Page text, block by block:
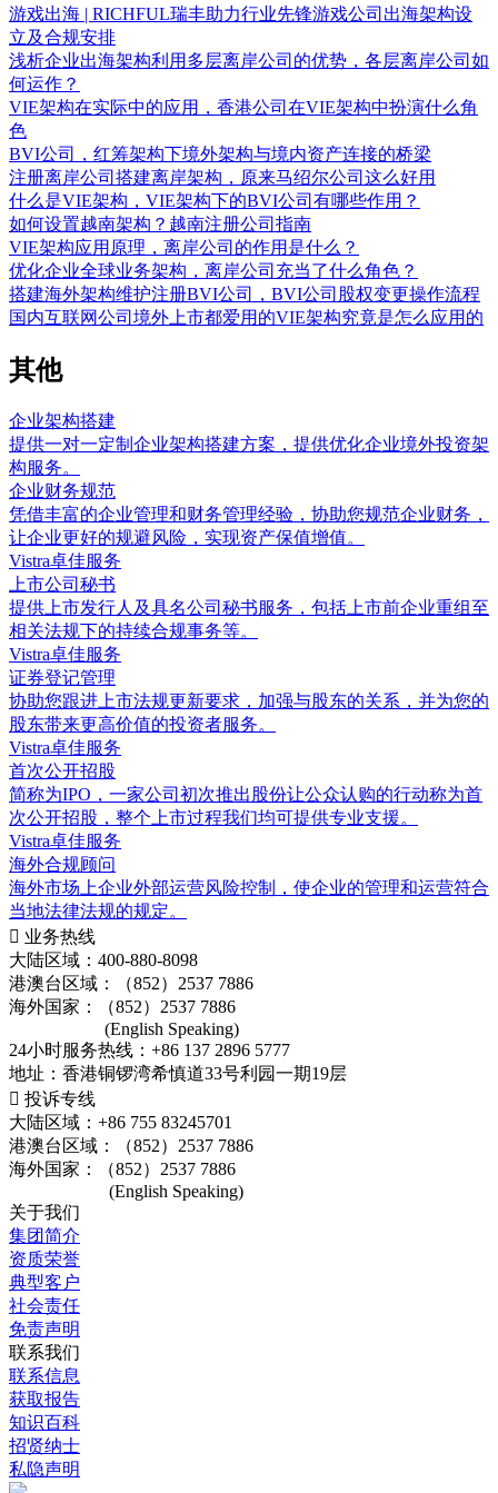
游戏出海 | RICHFUL瑞丰助力行业先锋游戏公司出海架构设
立及合规安排
浅析企业出海架构利用多层离岸公司的优势，各层离岸公司如
何运作？
VIE架构在实际中的应用，香港公司在VIE架构中扮演什么角
色
BVI公司，红筹架构下境外架构与境内资产连接的桥梁
注册离岸公司搭建离岸架构，原来马绍尔公司这么好用
什么是VIE架构，VIE架构下的BVI公司有哪些作用？
如何设置越南架构？越南注册公司指南
VIE架构应用原理，离岸公司的作用是什么？
优化企业全球业务架构，离岸公司充当了什么角色？
搭建海外架构维护注册BVI公司，BVI公司股权变更操作流程
国内互联网公司境外上市都爱用的VIE架构究竟是怎么应用的
其他
企业架构搭建
提供一对一定制企业架构搭建方案，提供优化企业境外投资架
构服务。
企业财务规范
凭借丰富的企业管理和财务管理经验，协助您规范企业财务，
让企业更好的规避风险，实现资产保值增值。
Vistra卓佳服务
上市公司秘书
提供上市发行人及具名公司秘书服务，包括上市前企业重组至
相关法规下的持续合规事务等。
Vistra卓佳服务
证券登记管理
协助您跟进上市法规更新要求，加强与股东的关系，并为您的
股东带来更高价值的投资者服务。
Vistra卓佳服务
首次公开招股
简称为IPO，一家公司初次推出股份让公众认购的行动称为首
次公开招股，整个上市过程我们均可提供专业支援。
Vistra卓佳服务
海外合规顾问
海外市场上企业外部运营风险控制，使企业的管理和运营符合
当地法律法规的规定。
 业务热线
大陆区域：400-880-8098
港澳台区域：（852）2537 7886
海外国家：（852）2537 7886
(English Speaking)
24小时服务热线：+86 137 2896 5777
地址：香港铜锣湾希慎道33号利园一期19层
 投诉专线
大陆区域：+86 755 83245701
港澳台区域：（852）2537 7886
海外国家：（852）2537 7886
(English Speaking)
关于我们
集团简介
资质荣誉
典型客户
社会责任
免责声明
联系我们
联系信息
获取报告
知识百科
招贤纳士
私隐声明